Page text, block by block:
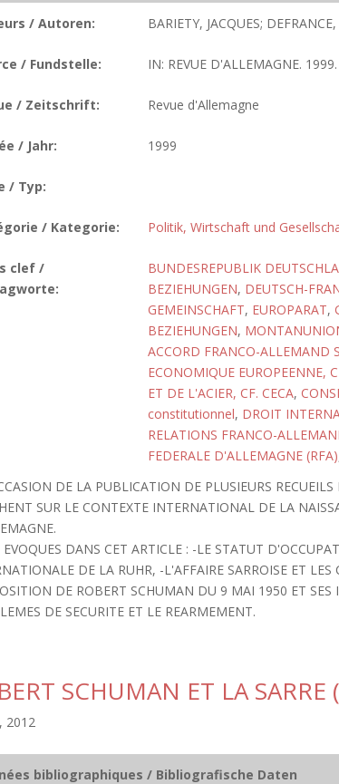
/ Autoren: BARIETY, JACQUES;
/ Fundstelle: IN: REVUE D'ALLEMAGNE.
/ Zeitschrift: Revue d'Allemagne
/ Jahr: 1999
/ Typ:
/ Kategorie: Politik, Wirtschaft und
clef /
BUNDESREPUBLIK
BEZIEHUNGEN, DEUTSCH-
GEMEINSCHAFT, EUROPARAT,
BEZIEHUNGEN,
ACCORD FRANCO-ALLEMAND
ECONOMIQUE EUROPEENNE,
ET DE L'ACIER, CF. CECA,
constitutionnel, DROIT
RELATIONS FRANCO-
FEDERALE D'ALLEMAGNE (RFA)
DE LA PUBLICATION DE PLUSIEURS
SUR LE CONTEXTE INTERNATIONAL DE LA
DANS CET ARTICLE : -LE STATUT
DE LA RUHR, -L'AFFAIRE SARROISE ET
DE ROBERT SCHUMAN DU 9 MAI 1950 ET
DE SECURITE ET LE REARMEMENT.
SCHUMAN ET LA SARRE
2012
bibliographiques / Bibliografische Daten